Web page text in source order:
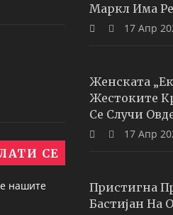
нашите
Маркл Има
17 Апр
Женската
Жестоките
Се Случи
17 Апр
Пристигна
Бастијан На